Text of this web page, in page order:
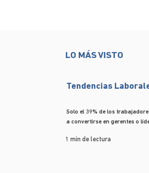
LO MÁS VISTO
Tendencias
Solo el 39% de los
a convertirse en gerentes o
1 min de lectura